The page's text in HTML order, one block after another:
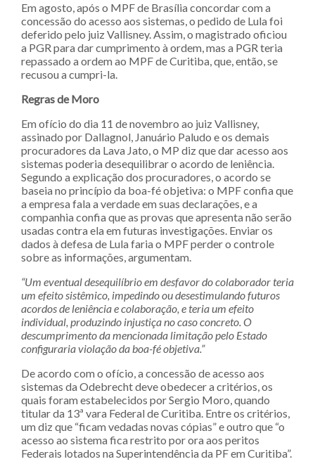
Em agosto, após o MPF de Brasília concordar com a
concessão do acesso aos sistemas, o pedido de Lula foi
deferido pelo juiz Vallisney. Assim, o magistrado oficiou
a PGR para dar cumprimento à ordem, mas a PGR teria
repassado a ordem ao MPF de Curitiba, que, então, se
recusou a cumpri-la.
Regras de Moro
Em ofício do dia 11 de novembro ao juiz Vallisney,
assinado por Dallagnol, Januário Paludo e os demais
procuradores da Lava Jato, o MP diz que dar acesso aos
sistemas poderia desequilibrar o acordo de leniência.
Segundo a explicação dos procuradores, o acordo se
baseia no princípio da boa-fé objetiva: o MPF confia que
a empresa fala a verdade em suas declarações, e a
companhia confia que as provas que apresenta não serão
usadas contra ela em futuras investigações. Enviar os
dados à defesa de Lula faria o MPF perder o controle
sobre as informações, argumentam.
“Um eventual desequilíbrio em desfavor do colaborador teria
um efeito sistêmico, impedindo ou desestimulando futuros
acordos de leniência e colaboração, e teria um efeito
individual, produzindo injustiça no caso concreto. O
descumprimento da mencionada limitação pelo Estado
configuraria violação da boa-fé objetiva.”
De acordo com o ofício, a concessão de acesso aos
sistemas da Odebrecht deve obedecer a critérios, os
quais foram estabelecidos por Sergio Moro, quando
titular da 13ª vara Federal de Curitiba. Entre os critérios,
um diz que “ficam vedadas novas cópias” e outro que “o
acesso ao sistema fica restrito por ora aos peritos
Federais lotados na Superintendência da PF em Curitiba”.